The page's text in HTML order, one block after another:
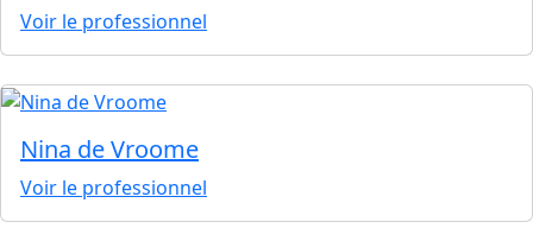
Voir le professionnel
Nina de Vroome
Voir le professionnel